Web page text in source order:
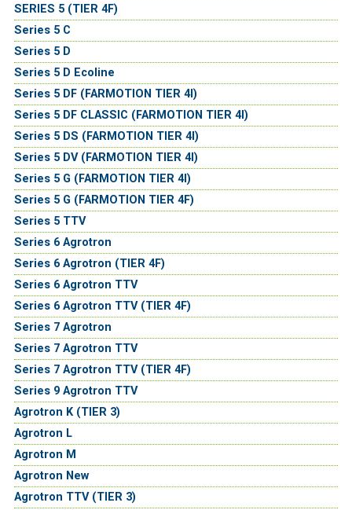
SERIES 5 (TIER 4F)
Series 5 C
Series 5 D
Series 5 D Ecoline
Series 5 DF (FARMOTION TIER 4I)
Series 5 DF CLASSIC (FARMOTION TIER 4I)
Series 5 DS (FARMOTION TIER 4I)
Series 5 DV (FARMOTION TIER 4I)
Series 5 G (FARMOTION TIER 4I)
Series 5 G (FARMOTION TIER 4F)
Series 5 TTV
Series 6 Agrotron
Series 6 Agrotron (TIER 4F)
Series 6 Agrotron TTV
Series 6 Agrotron TTV (TIER 4F)
Series 7 Agrotron
Series 7 Agrotron TTV
Series 7 Agrotron TTV (TIER 4F)
Series 9 Agrotron TTV
Agrotron K (TIER 3)
Agrotron L
Agrotron M
Agrotron New
Agrotron TTV (TIER 3)